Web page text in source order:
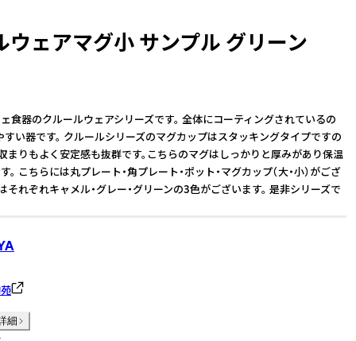
ウェアマグ小 サンプル グリーン
食器のクルールウェアシリーズです。 全体にコーティングされているの
すい器です。 クルールシリーズのマグカップはスタッキングタイプですの
まりもよく安定感も抜群です。こちらのマグはしっかりと厚みがあり保温
。 こちらには丸プレート・角プレート・ポット・マグカップ（大・小）がござ
れぞれキャメル・グレー・グリーンの3色がございます。 是非シリーズで
細